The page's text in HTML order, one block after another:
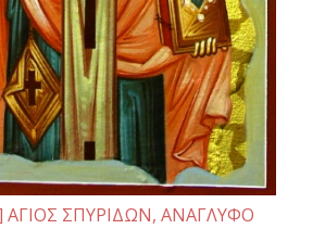
ΑΓΙΟΣ ΣΠΥΡΙΔΩΝ, ΑΝΑΓΛΥΦΟ